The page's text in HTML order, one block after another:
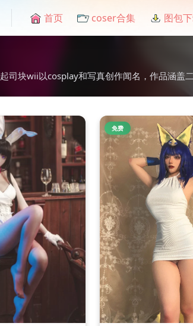
首页 coser合集 图包
起司块wii以cosplay和写真创作闻名，作品涵盖
免费